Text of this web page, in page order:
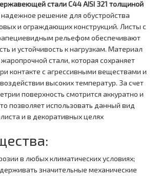
стали С44 AISI 321 толщиной
надежное решение для обустройства
и ограждающих конструкций. Листы с
рельефом обеспечивают
и устойчивость к нагрузкам. Материал
стали, которая сохраняет
контакте с агрессивными веществами и
высоких температур. За счет
поверхность смотрится аккуратно и
позволяет использовать данный вид
и в декоративных целях
в любых климатических условиях;
значительные механические